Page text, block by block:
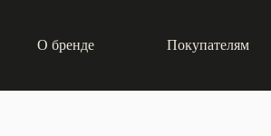
О бренде Покупателям